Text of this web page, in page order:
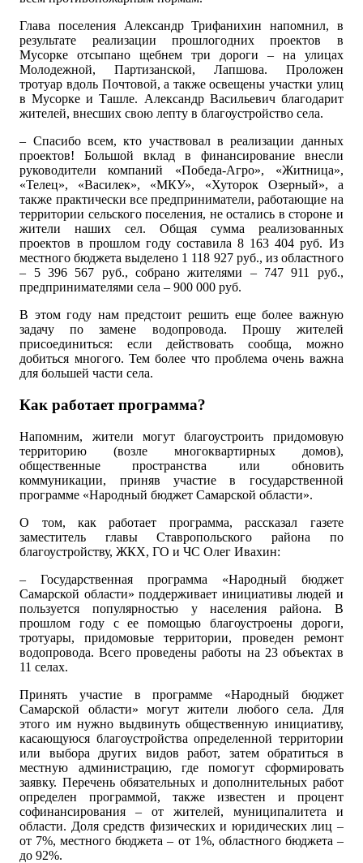
Глава поселения Александр Трифанихин напомнил, в
результате реализации прошлогодних проектов в
Мусорке отсыпано щебнем три дороги – на улицах
Молодежной, Партизанской, Лапшова. Проложен
тротуар вдоль Почтовой, а также освещены участки улиц
в Мусорке и Ташле. Александр Васильевич благодарит
жителей, внесших свою лепту в благоустройство села.
– Спасибо всем, кто участвовал в реализации данных
проектов! Большой вклад в финансирование внесли
руководители компаний «Победа-Агро», «Житница»,
«Телец», «Василек», «МКУ», «Хуторок Озерный», а
также практически все предприниматели, работающие на
территории сельского поселения, не остались в стороне и
жители наших сел. Общая сумма реализованных
проектов в прошлом году составила 8 163 404 руб. Из
местного бюджета выделено 1 118 927 руб., из областного
– 5 396 567 руб., собрано жителями – 747 911 руб.,
предпринимателями села – 900 000 руб.
В этом году нам предстоит решить еще более важную
задачу по замене водопровода. Прошу жителей
присоединиться: если действовать сообща, можно
добиться многого. Тем более что проблема очень важна
для большей части села.
Как работает программа?
Напомним, жители могут благоустроить придомовую
территорию (возле многоквартирных домов),
общественные пространства или обновить
коммуникации, приняв участие в государственной
программе «Народный бюджет Самарской области».
О том, как работает программа, рассказал газете
заместитель главы Ставропольского района по
благоустройству, ЖКХ, ГО и ЧС Олег Ивахин:
– Государственная программа «Народный бюджет
Самарской области» поддерживает инициативы людей и
пользуется популярностью у населения района. В
прошлом году с ее помощью благоустроены дороги,
тротуары, придомовые территории, проведен ремонт
водопровода. Всего проведены работы на 23 объектах в
11 селах.
Принять участие в программе «Народный бюджет
Самарской области» могут жители любого села. Для
этого им нужно выдвинуть общественную инициативу,
касающуюся благоустройства определенной территории
или выбора других видов работ, затем обратиться в
местную администрацию, где помогут сформировать
заявку. Перечень обязательных и дополнительных работ
определен программой, также известен и процент
софинансирования – от жителей, муниципалитета и
области. Доля средств физических и юридических лиц –
от 7%, местного бюджета – от 1%, областного бюджета –
до 92%.